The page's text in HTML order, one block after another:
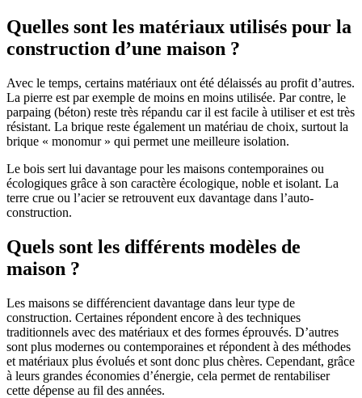
Quelles sont les matériaux utilisés pour la
construction d’une maison ?
Avec le temps, certains matériaux ont été délaissés au profit d’autres.
La pierre est par exemple de moins en moins utilisée. Par contre, le
parpaing (béton) reste très répandu car il est facile à utiliser et est très
résistant. La brique reste également un matériau de choix, surtout la
brique « monomur » qui permet une meilleure isolation.
Le bois sert lui davantage pour les maisons contemporaines ou
écologiques grâce à son caractère écologique, noble et isolant. La
terre crue ou l’acier se retrouvent eux davantage dans l’auto-
construction.
Quels sont les différents modèles de
maison ?
Les maisons se différencient davantage dans leur type de
construction. Certaines répondent encore à des techniques
traditionnels avec des matériaux et des formes éprouvés. D’autres
sont plus modernes ou contemporaines et répondent à des méthodes
et matériaux plus évolués et sont donc plus chères. Cependant, grâce
à leurs grandes économies d’énergie, cela permet de rentabiliser
cette dépense au fil des années.